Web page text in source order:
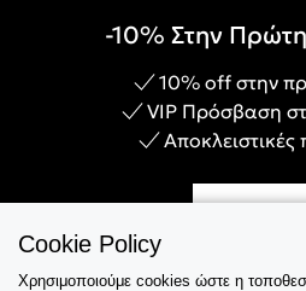
-10% Στην
10% off στην
VIP Πρόσβαση
Cookie Policy
Χρησιμοποιούμε cookies ώστε η